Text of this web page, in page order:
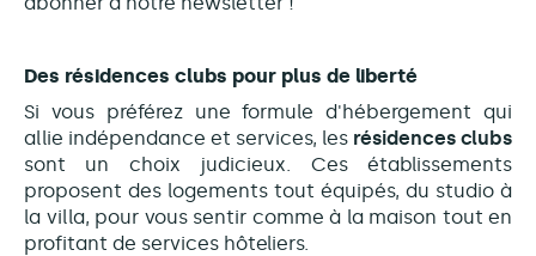
Des résidences clubs pour plus de liberté
Si vous préférez une formule d'hébergement qui
allie indépendance et services, les résidences clubs
sont un choix judicieux. Ces établissements
proposent des logements tout équipés, du studio à
la villa, pour vous sentir comme à la maison tout en
profitant de services hôteliers.